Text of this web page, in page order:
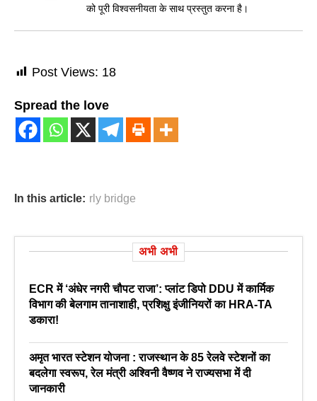
को पूरी विश्वसनीयता के साथ प्रस्तुत करना है।
Post Views: 18
Spread the love
In this article: rly bridge
अभी अभी
ECR में ‘अंधेर नगरी चौपट राजा’: प्लांट डिपो DDU में कार्मिक
विभाग की बेलगाम तानाशाही, प्रशिक्षु इंजीनियरों का HRA-TA
डकारा!
अमृत भारत स्टेशन योजना : राजस्थान के 85 रेलवे स्टेशनों का
बदलेगा स्वरूप, रेल मंत्री अश्विनी वैष्णव ने राज्यसभा में दी
जानकारी